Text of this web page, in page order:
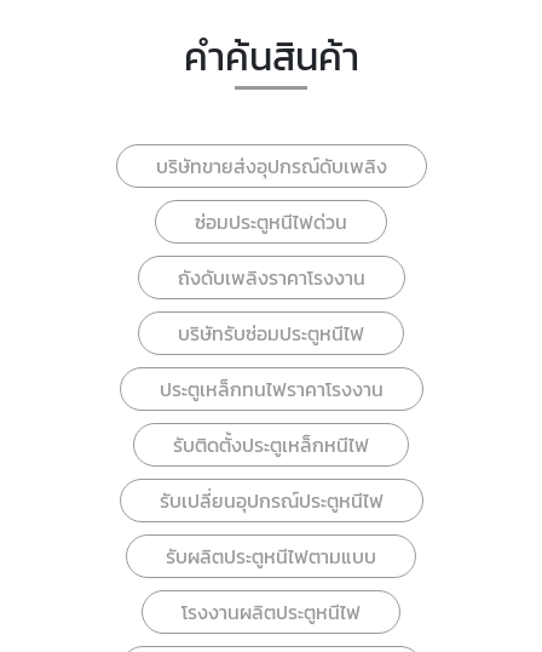
คำค้นสินค้า
บริษัทขายส่งอุปกรณ์ดับเพลิง
ซ่อมประตูหนีไฟด่วน
ถังดับเพลิงราคาโรงงาน
บริษัทรับซ่อมประตูหนีไฟ
ประตูเหล็กทนไฟราคาโรงงาน
รับติดตั้งประตูเหล็กหนีไฟ
รับเปลี่ยนอุปกรณ์ประตูหนีไฟ
รับผลิตประตูหนีไฟตามแบบ
โรงงานผลิตประตูหนีไฟ